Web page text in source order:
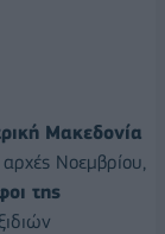
Μακεδονία
Νοεμβρίου,
της